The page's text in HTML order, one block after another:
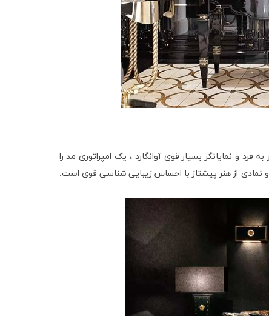
و نمایانگر بسیار قوی آوانگارد ، یک امپراتوری مد را
از هنر پیشتاز با احساس زیبایی شناسی قوی است.